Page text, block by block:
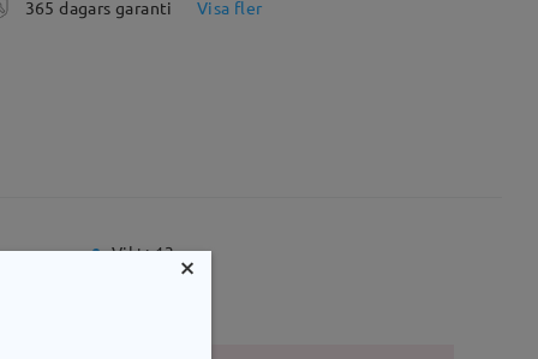
365 dagars garanti Visa fler
Vikt: 13g×